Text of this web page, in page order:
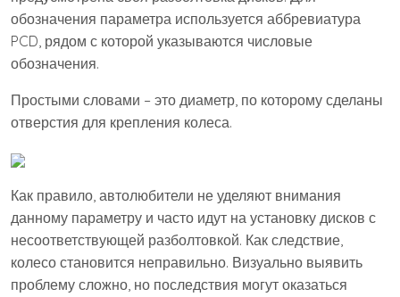
обозначения параметра используется аббревиатура
PCD, рядом с которой указываются числовые
обозначения.
Простыми словами – это диаметр, по которому сделаны
отверстия для крепления колеса.
Как правило, автолюбители не уделяют внимания
данному параметру и часто идут на установку дисков с
несоответствующей разболтовкой. Как следствие,
колесо становится неправильно. Визуально выявить
проблему сложно, но последствия могут оказаться